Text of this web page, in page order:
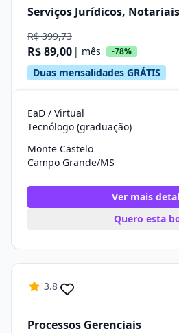
Serviços Jurídicos,
R$ 399,73
R$ 89,00 | mês -78%
Duas mensalidades GRÁTIS
EaD / Virtual
Tecnólogo (graduação)
Monte Castelo
Campo Grande/MS
Ver mais
Quero esta
3.8
Processos Gerenciais